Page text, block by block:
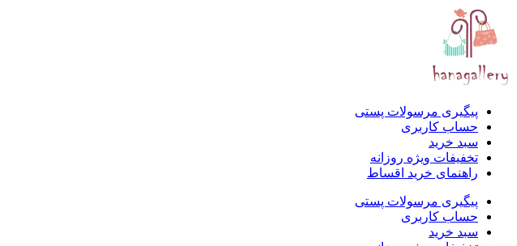
پیگیری مرسولات پستی
حساب کاربری
سبد خرید
تخفیفات ویژه روزانه
راهنمای خرید اقساط
پیگیری مرسولات پستی
حساب کاربری
سبد خرید